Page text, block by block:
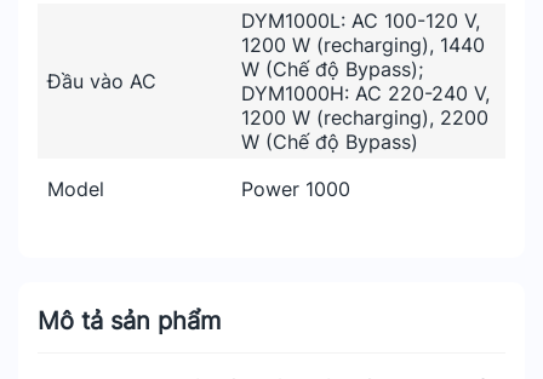
Mô tả sản phẩm
Đầu vào AC
DYM1000L: AC 100-120 V,
1200 W (recharging), 1440
W (Chế độ Bypass);
DYM1000H: AC 220-240 V,
1200 W (recharging), 2200
W (Chế độ Bypass)
Model
Power 1000